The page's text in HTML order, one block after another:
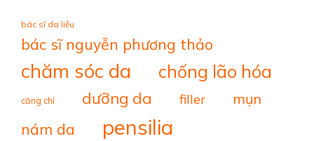
bác sĩ da liễu
bác sĩ nguyễn phương thảo
chăm sóc da chống lão hóa
căng chỉ dưỡng da filler mụn
nám da pensilia